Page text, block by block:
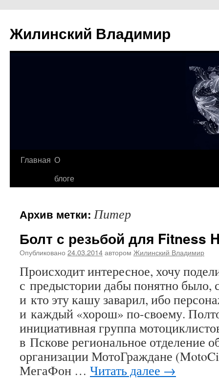
Жилинский Владимир
Перейти
Главная О
блоге
Архив метки: Питер
Болт с резьбой для Fitness
Опубликовано 24.03.2014автором Жилинский Владимир
Происходит интересное, хочу
с предыстории дабы понятно было,
и кто эту кашу заварил, ибо
и каждый «хорош» по-своему.
инициативная группа
в Пскове региональное отделение
организации МотоГраждане
МегаФон … Читать далее →